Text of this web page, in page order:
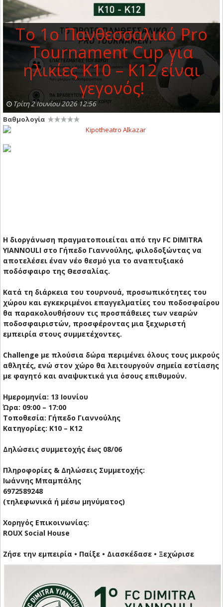
Το 1ο Πανθεσσαλικό Pro
Tournament Cup για
ηλικίες Κ10 – Κ12 είναι
γεγονός!
Τρίτη 2 Ιουνίου 2026 12:56
Βαθμολογία
Η διοργάνωση πραγματοποιείται από την FC DIMITRA
YIANNOULI στο Γήπεδο Γιαννούλης, φιλοδοξώντας να
αποτελέσει έναν νέο θεσμό για το αναπτυξιακό
ποδόσφαιρο της Θεσσαλίας.
Κατά τη διάρκεια του τουρνουά, προσωπικότητες του
χώρου και εγκεκριμένοι επαγγελματίες του ποδοσφαίρου
θα παρακολουθήσουν τις προσπάθειες των νεαρών
ποδοσφαιριστών, προσφέροντας μια ξεχωριστή
εμπειρία στους συμμετέχοντες.
Challenge με πλούσια δώρα περιμένει όλους τους μικρούς
αθλητές, ενώ στον χώρο θα λειτουργούν σημεία εστίασης
με φαγητό και αναψυκτικά για όσους επιθυμούν.
Ημερομηνία: 13 Ιουνίου
Ώρα: 09:00 – 17:00
Τοποθεσία: Γήπεδο Γιαννούλης
Κατηγορίες: Κ10 – Κ12
Δηλώσεις συμμετοχής έως 08/06
Πληροφορίες & Δηλώσεις Συμμετοχής:
Ιωάννης Μπαμπάλης
6972589248
(τηλεφωνικά ή μέσω μηνύματος)
Χορηγός Επικοινωνίας:
ROUX Social House
Ζήσε την εμπειρία • Παίξε • Διασκέδασε • Ξεχώρισε